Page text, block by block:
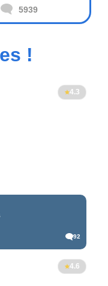
5939
!
4.3
92
4.6